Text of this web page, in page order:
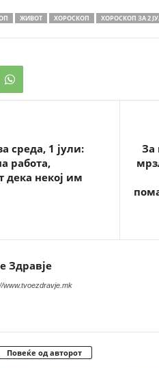
ЖИВОТ ХОРОСКОП ХОРОСКОП ЗА 2
среда, 1 јули:
работа,
дека некој им
За
Здравје
www.tvoezdravje.mk
Повеќе од авторот